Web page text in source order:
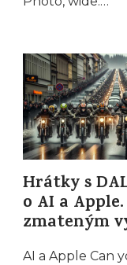
Hrátky s
o AI a
zmateným
AI a Apple Can